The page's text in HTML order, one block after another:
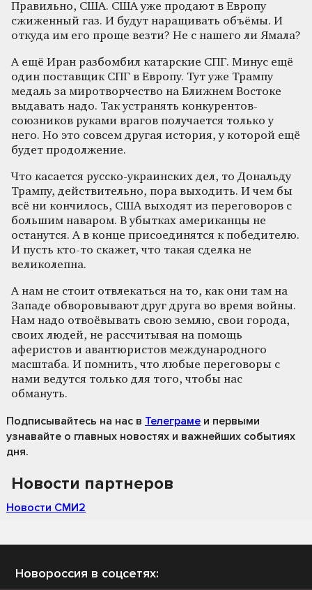
Правильно, США. США уже продают в Европу
сжиженный газ. И будут наращивать объёмы. И
откуда им его проще везти? Не с нашего ли Ямала?
А ещё Иран разбомбил катарские СПГ. Минус ещё
один поставщик СПГ в Европу. Тут уже Трампу
медаль за миротворчество на Ближнем Востоке
выдавать надо. Так устранять конкурентов-
союзников руками врагов получается только у
него. Но это совсем другая история, у которой ещё
будет продолжение.
Что касается русско-украинских дел, то Дональду
Трампу, действительно, пора выходить. И чем бы
всё ни кончилось, США выходят из переговоров с
большим наваром. В убытках американцы не
останутся. А в конце присоединятся к победителю.
И пусть кто-то скажет, что такая сделка не
великолепна.
А нам не стоит отвлекаться на то, как они там на
Западе обворовывают друг друга во время войны.
Нам надо отвоёвывать свою землю, свои города,
своих людей, не рассчитывая на помощь
аферистов и авантюристов международного
масштаба. И помнить, что любые переговоры с
нами ведутся только для того, чтобы нас
обмануть.
Подписывайтесь на нас в Телеграме и первыми
узнавайте о главных новостях и важнейших событиях
дня.
Новости партнеров
Новости СМИ2
Новороссия в соцсетях: